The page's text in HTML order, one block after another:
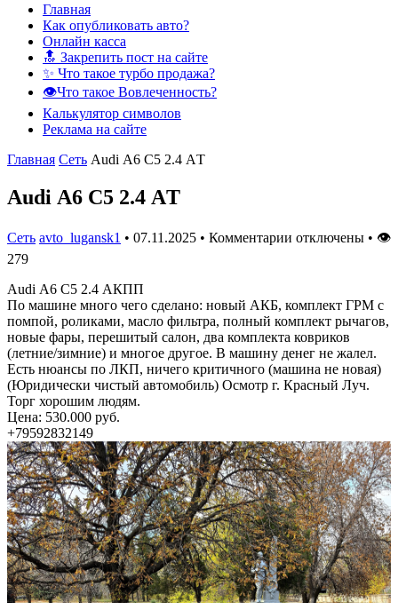
Главная
Как опубликовать авто?
Онлайн касса
🔝 Закрепить пост на сайте
✨ Что такое турбо продажа?
👁️Что такое Вовлеченность?
Калькулятор символов
Реклама на сайте
Главная Сеть Audi А6 С5 2.4 АT
Audi А6 С5 2.4 АT
Сеть avto_lugansk1 • 07.11.2025 • Комментарии отключены • 👁
279
Audi А6 С5 2.4 АКПП
По машине много чего сделано: новый АКБ, комплект ГРМ с
помпой, роликами, масло фильтра, полный комплект рычагов,
новые фары, перешитый салон, два комплекта ковриков
(летние/зимние) и многое другое. В машину денег не жалел.
Есть нюансы по ЛКП, ничего критичного (машина не новая)
(Юридически чистый автомобиль) Осмотр г. Красный Луч.
Торг хорошим людям.
Цена: 530.000 руб.
+79592832149